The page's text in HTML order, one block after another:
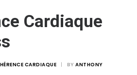
Cardiaque
CARDIAQUE | BY ANTHONY